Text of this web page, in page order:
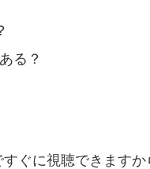
る？
すぐに視聴できます